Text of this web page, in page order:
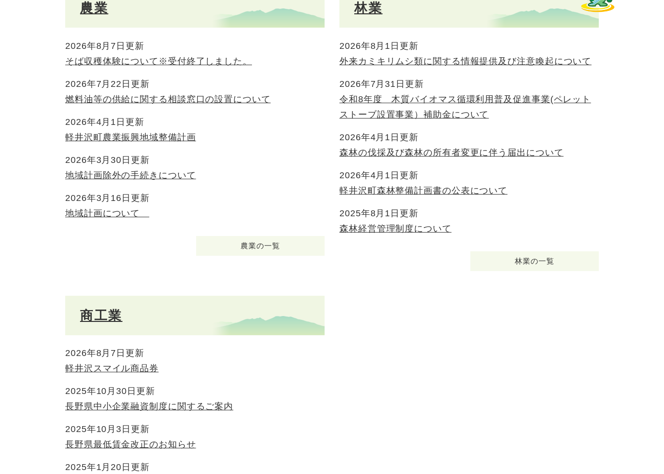
農業
2026年8月7日更新
そば収穫体験について※受付終了しました。
2026年7月22日更新
燃料油等の供給に関する相談窓口の設置について
2026年4月1日更新
軽井沢町農業振興地域整備計画
2026年3月30日更新
地域計画除外の手続きについて
2026年3月16日更新
地域計画について
農業の一覧
林業
2026年8月1日更新
外来カミキリムシ類に関する情報提供及び注意喚起について
2026年7月31日更新
令和8年度 木質バイオマス循環利用普及促進事業(ペレット
ストーブ設置事業）補助金について
2026年4月1日更新
森林の伐採及び森林の所有者変更に伴う届出について
2026年4月1日更新
軽井沢町森林整備計画書の公表について
2025年8月1日更新
森林経営管理制度について
林業の一覧
商工業
2026年8月7日更新
軽井沢スマイル商品券
2025年10月30日更新
長野県中小企業融資制度に関するご案内
2025年10月3日更新
長野県最低賃金改正のお知らせ
2025年1月20日更新